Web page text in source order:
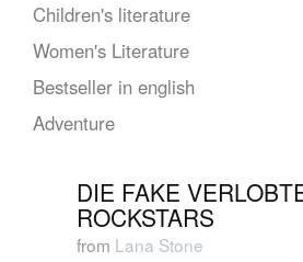
Children's literature
Women's Literature
Bestseller in english
Adventure
DIE FAKE
ROCKSTARS
from Lana Stone